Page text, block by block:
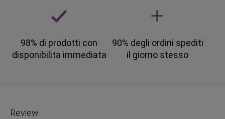
98% di prodotti con
disponibilita immediata
90% degli ordini spediti
il giorno stesso
Review